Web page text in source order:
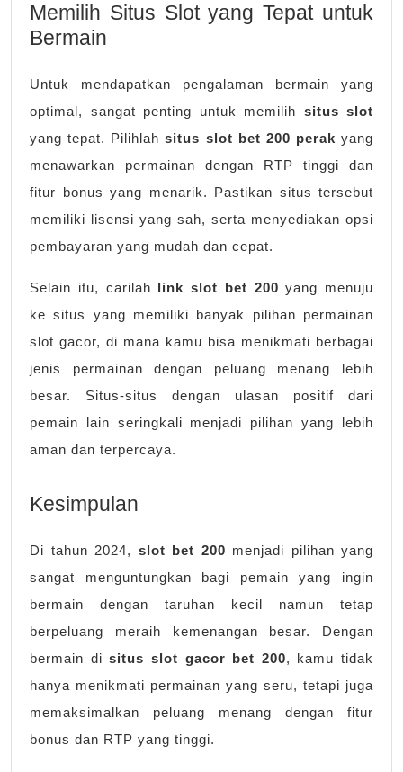
Memilih Situs Slot yang Tepat untuk
Bermain
Untuk mendapatkan pengalaman bermain yang
optimal, sangat penting untuk memilih situs slot
yang tepat. Pilihlahsitus slot bet 200 perak yang
menawarkan permainan dengan RTP tinggi dan
fitur bonus yang menarik. Pastikan situs tersebut
memiliki lisensi yang sah, serta menyediakan opsi
pembayaran yang mudah dan cepat.
Selain itu, carilah link slot bet 200 yang menuju
ke situs yang memiliki banyak pilihan permainan
slot gacor, di mana kamu bisa menikmati berbagai
jenis permainan dengan peluang menang lebih
besar. Situs-situs dengan ulasan positif dari
pemain lain seringkali menjadi pilihan yang lebih
aman dan terpercaya.
Kesimpulan
Di tahun 2024, slot bet 200 menjadi pilihan yang
sangat menguntungkan bagi pemain yang ingin
bermain dengan taruhan kecil namun tetap
berpeluang meraih kemenangan besar. Dengan
bermain disitus slot gacor bet 200, kamu tidak
hanya menikmati permainan yang seru, tetapi juga
memaksimalkan peluang menang dengan fitur
bonus dan RTP yang tinggi.